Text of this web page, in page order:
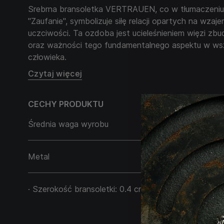
Srebrna bransoletka VERTRAUEN, co w
"Zaufanie", symbolizuje siłę relacji opartych na
uczciwości. Ta ozdoba jest ucieleśnieniem więzi
oraz ważności tego fundamentalnego aspektu w
człowieka.
Prosty i zwięzły design bransoletki podkreśla
zaufania, nie potrzebując zbędnych ozdób, aby
znaczenie. Elegancja i minimalizm bransoletki
dodatkiem do codziennego noszenia,
mocnych, zaufanych relacji.
Czytaj więcej
CECHY PRODUKTU
Średnia waga wyrobu
22,79 g
Metal Srebro 925
· Szerokość bransoletki: 0.4 cm